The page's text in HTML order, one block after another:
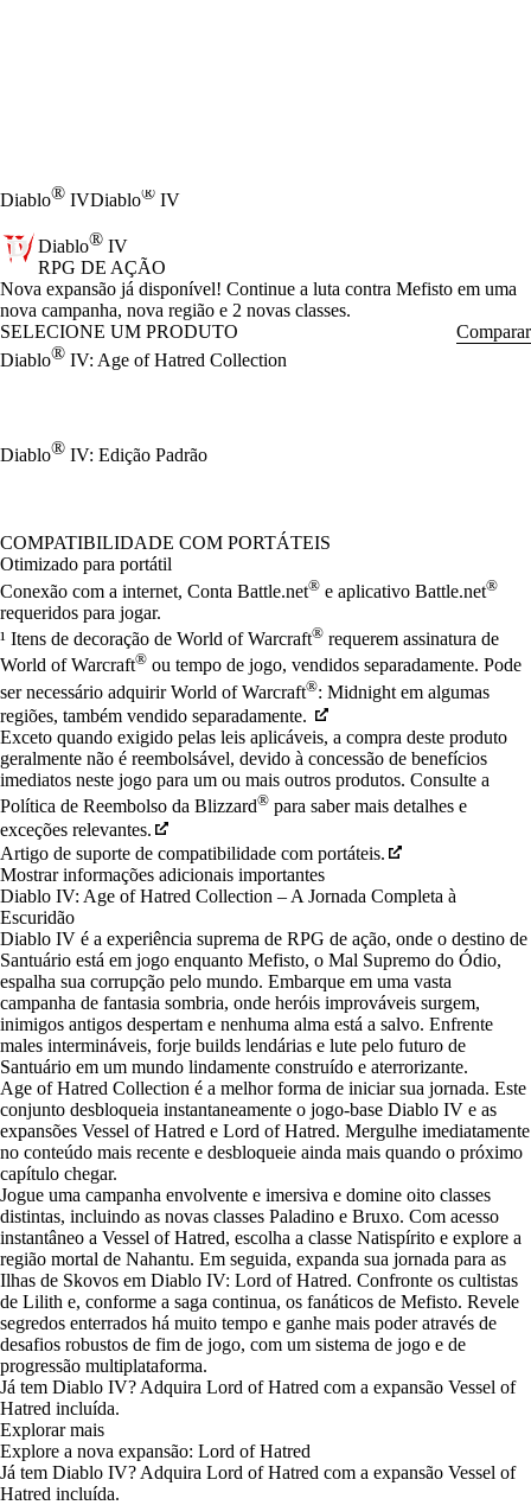
Diablo® IVDiablo® IV
Diablo® IV
RPG DE AÇÃO
Product Notification
Nova expansão já disponível! Continue a luta contra Mefisto em uma
nova campanha, nova região e 2 novas classes.
SELECIONE UM PRODUTO
Comparar
Diablo® IV: Age of Hatred Collection
Diablo® IV: Edição Padrão
Available actions
COMPATIBILIDADE COM PORTÁTEIS
Otimizado para portátil
Conexão com a internet, Conta Battle.net® e aplicativo Battle.net®
requeridos para jogar.
¹ Itens de decoração de World of Warcraft® requerem assinatura de
World of Warcraft® ou tempo de jogo, vendidos separadamente. Pode
ser necessário adquirir World of Warcraft®: Midnight em algumas
regiões, também vendido separadamente.
Exceto quando exigido pelas leis aplicáveis, a compra deste produto
geralmente não é reembolsável, devido à concessão de benefícios
imediatos neste jogo para um ou mais outros produtos. Consulte a
Política de Reembolso da Blizzard® para saber mais detalhes e
exceções relevantes.
Artigo de suporte de compatibilidade com portáteis.
Depois de adquiridos, os itens serão entregues no jogo no próximo
login.
Mostrar informações adicionais importantes
Diablo IV: Age of Hatred Collection – A Jornada Completa à
Escuridão
Diablo IV é a experiência suprema de RPG de ação, onde o destino de
Santuário está em jogo enquanto Mefisto, o Mal Supremo do Ódio,
espalha sua corrupção pelo mundo. Embarque em uma vasta
campanha de fantasia sombria, onde heróis improváveis surgem,
inimigos antigos despertam e nenhuma alma está a salvo. Enfrente
males intermináveis, forje builds lendárias e lute pelo futuro de
Santuário em um mundo lindamente construído e aterrorizante.
Age of Hatred Collection é a melhor forma de iniciar sua jornada. Este
conjunto desbloqueia instantaneamente o jogo-base Diablo IV e as
expansões Vessel of Hatred e Lord of Hatred. Mergulhe imediatamente
no conteúdo mais recente e desbloqueie ainda mais quando o próximo
capítulo chegar.
Jogue uma campanha envolvente e imersiva e domine oito classes
distintas, incluindo as novas classes Paladino e Bruxo. Com acesso
instantâneo a Vessel of Hatred, escolha a classe Natispírito e explore a
região mortal de Nahantu. Em seguida, expanda sua jornada para as
Ilhas de Skovos em Diablo IV: Lord of Hatred. Confronte os cultistas
de Lilith e, conforme a saga continua, os fanáticos de Mefisto. Revele
segredos enterrados há muito tempo e ganhe mais poder através de
desafios robustos de fim de jogo, com um sistema de jogo e de
progressão multiplataforma.
Já tem Diablo IV? Adquira Lord of Hatred com a expansão Vessel of
Hatred incluída.
Explorar mais
Explore a nova expansão: Lord of Hatred
Já tem Diablo IV? Adquira Lord of Hatred com a expansão Vessel of
Hatred incluída.